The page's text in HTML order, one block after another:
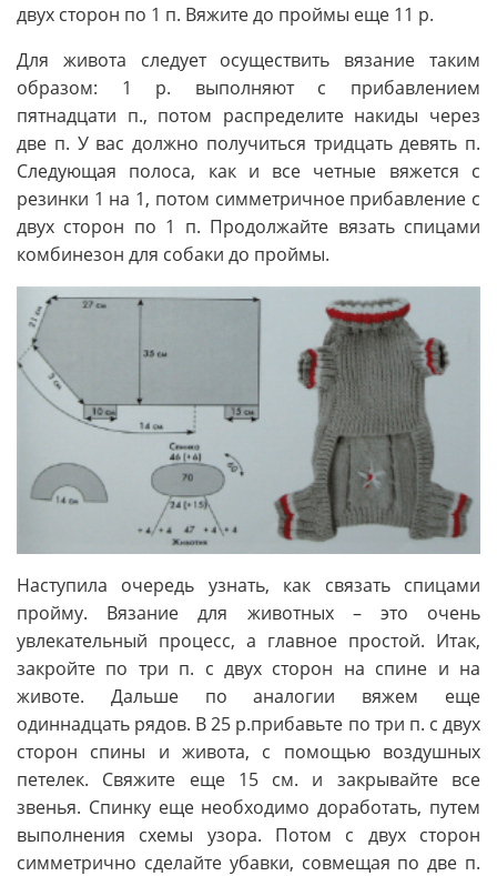
двух сторон по 1 п. Вяжите до проймы еще 11 р.
Для живота следует осуществить вязание таким
образом: 1 р. выполняют с прибавлением
пятнадцати п., потом распределите накиды через
две п. У вас должно получиться тридцать девять п.
Следующая полоса, как и все четные вяжется с
резинки 1 на 1, потом симметричное прибавление с
двух сторон по 1 п. Продолжайте вязать спицами
комбинезон для собаки до проймы.
Наступила очередь узнать, как связать спицами
пройму. Вязание для животных – это очень
увлекательный процесс, а главное простой. Итак,
закройте по три п. с двух сторон на спине и на
животе. Дальше по аналогии вяжем еще
одиннадцать рядов. В 25 р.прибавьте по три п. с двух
сторон спины и живота, с помощью воздушных
петелек. Свяжите еще 15 см. и закрывайте все
звенья. Спинку еще необходимо доработать, путем
выполнения схемы узора. Потом с двух сторон
симметрично сделайте убавки, совмещая по две п.